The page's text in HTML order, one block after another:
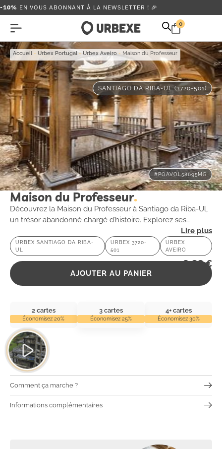
-10% EN VOUS ABONNANT À LA NEWSLETTER ! 🎉
0
Accueil - Urbex Portugal- Urbex Aveiro - Maison du Professeur
SANTIAGO DA RIBA-UL (3720-501)
#POAVOL58695MG
Maison du Professeur
Découvrez la Maison du Professeur à Santiago da Riba-Ul,
un trésor abandonné chargé d’histoire. Explorez ses
mystères et laissez-vous captiver par son atmosphère
unique.
URBEX SANTIAGO DA RIBA-
UL
URBEX 3720-
501
URBEX
AVEIRO
2,99€
AJOUTER AU PANIER
2 cartes
Économisez 20%
3 cartes
Économisez 25%
4+ cartes
Économisez 30%
Comment ça marche ?
Informations complémentaires